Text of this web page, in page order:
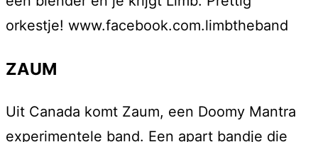
orkestje! www.facebook.com.limbtheband
ZAUM
Uit Canada komt Zaum, een Doomy Mantra
experimentele band. Een apart bandje die